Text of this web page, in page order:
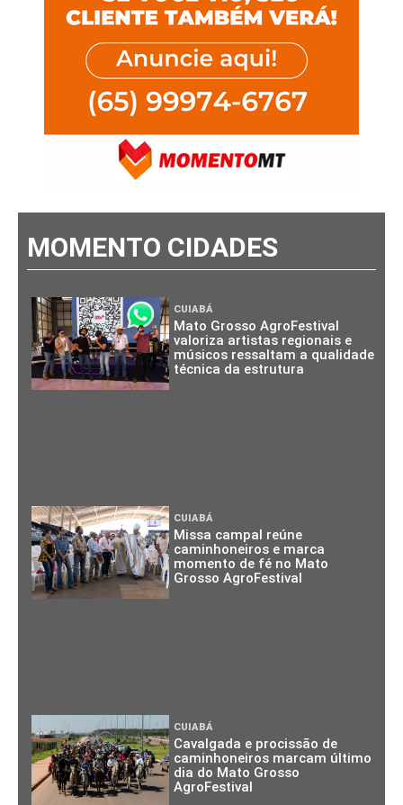
MOMENTO CIDADES
CUIABÁ
Mato Grosso AgroFestival
valoriza artistas regionais e
músicos ressaltam a qualidade
técnica da estrutura
CUIABÁ
Missa campal reúne
caminhoneiros e marca
momento de fé no Mato
Grosso AgroFestival
CUIABÁ
Cavalgada e procissão de
caminhoneiros marcam último
dia do Mato Grosso
AgroFestival